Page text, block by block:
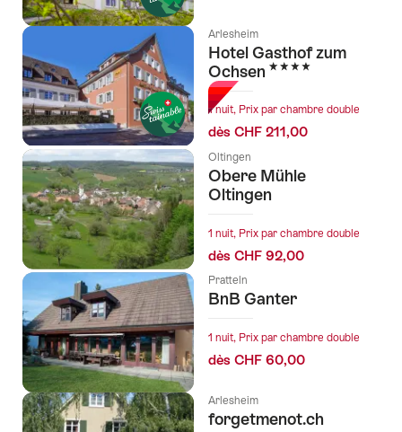
Arlesheim
Hotel Gasthof zum
Ochsen 4 étoiles
1 nuit, Prix par chambre double
dès CHF 211,00
Oltingen
Obere Mühle
Oltingen
1 nuit, Prix par chambre double
dès CHF 92,00
Pratteln
BnB Ganter
1 nuit, Prix par chambre double
dès CHF 60,00
Arlesheim
forgetmenot.ch